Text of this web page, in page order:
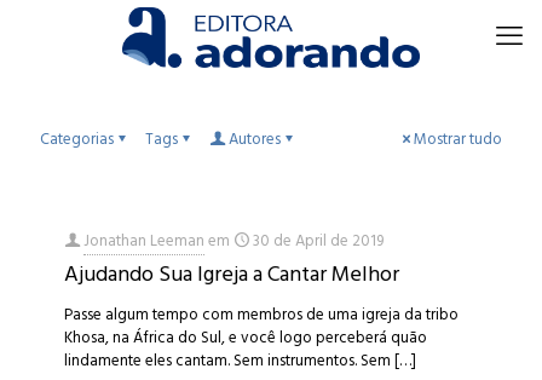
Categorias Tags Autores Mostrar tudo
Jonathan Leemanem 30 de April de 2019
Ajudando Sua Igreja a Cantar Melhor
Passe algum tempo com membros de uma igreja da tribo
Khosa, na África do Sul, e você logo perceberá quão
lindamente eles cantam. Sem instrumentos. Sem[…]